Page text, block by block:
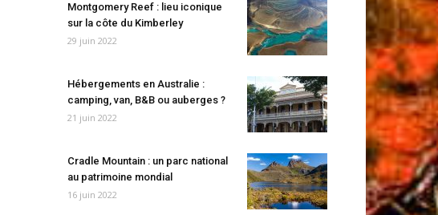
Montgomery Reef : lieu iconique
sur la côte du Kimberley
29 juin 2022
Hébergements en Australie :
camping, van, B&B ou auberges ?
21 juin 2022
Cradle Mountain : un parc national
au patrimoine mondial
16 juin 2022